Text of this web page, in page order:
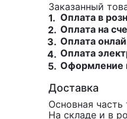
Заказанный
1. Оплата в
2. Оплата на
3. Оплата
4. Оплата
5. Оформление
Доставка
Основная
На складе и в